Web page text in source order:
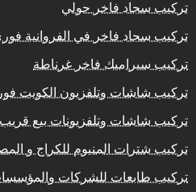
تركيب سجاد فاخر حولي
تركيب سجاد فاخر في الفروانية
تركيب سيراميك فاخر غرناطة
تركيب شاشات وتلفزيون الكويت
تركيب شاشات وتلفزيونات بيع
تركيب شترات المنيوم للكراج و
تركيب طابعات للشركات